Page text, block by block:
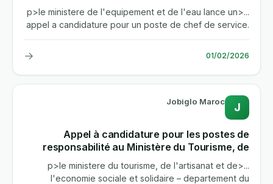
...<p>le ministere de l'equipement et de l'eau lance un
appel a candidature pour un poste de chef de service.
ce poste de...
01/02/2026
Jobiglo Maroc
Appel à candidature pour les postes de
responsabilité au Ministère du Tourisme, de
l’Artisanat et de l’Economie sociale et solidaire
- Département du Tourisme
...<p>le ministere du tourisme, de l'artisanat et de
l'economie sociale et solidaire – departement du